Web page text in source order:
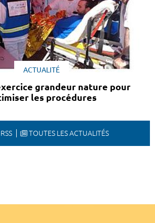
ACTUALITÉ
grandeur nature pour
les procédures
TOUTES LES ACTUALITÉS